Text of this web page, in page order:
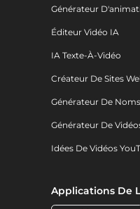
Générateur
Éditeur Vidéo IA
IA Texte-À-Vidéo
Créateur De Sites
Générateur De
Générateur De
Idées De Vidéos
Applications De